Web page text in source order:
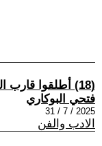
(18) أطلقوا قارب النجاة! (ج1)
فتحي البوكاري
2025 / 7 / 31
الادب والفن